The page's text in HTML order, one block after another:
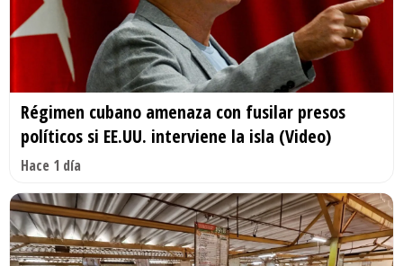
Régimen cubano amenaza con fusilar presos
políticos si EE.UU. interviene la isla (Video)
Hace 1 día